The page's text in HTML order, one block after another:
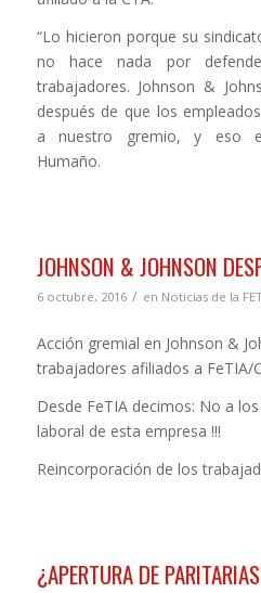
“Lo hicieron porque su
no hace nada por
trabajadores. Johnson &
después de que los
a nuestro gremio, y eso
Humaño.
JOHNSON & JOHNSON
6 octubre, 2016 / en Noticias de la
Acción gremial en Johnson &
trabajadores afiliados a FeTIA/
Desde FeTIA decimos: No a
laboral de esta empresa !!!
Reincorporación de los
¿APERTURA DE